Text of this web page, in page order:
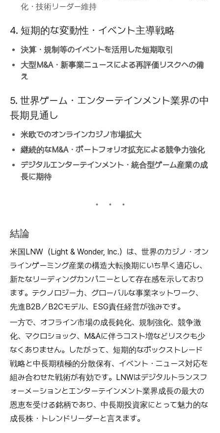
化・技術リーダー維持
4. 短期的な変動性・イベント主導戦略
決算・規制等のイベントを活用した短期取引
大型M&A・新事業ニュースによる再評価リスクへの備
え
5. 世界ゲーム・エンターテインメント業界の中
長期見通し
米欧でのオンラインカジノ市場拡大
継続的なM&A・ポートフォリオ拡充による競争力強化
デジタルエンターテインメント・統合型ゲーム産業の成
長に期待
結論
米国LNW（Light & Wonder, Inc.）は、世界のカジノ・オン
ラインゲーミング産業の構造大転換期にいち早く適応し、
新たなリーディングカンパニーとして存在感を示しており
ます。テクノロジー力、グローバルな事業ネットワーク、
先進B2B／B2Cモデル、ESG責任経営が強みです。
一方で、オフライン市場の成長鈍化、規制強化、競争激
化、マクロショック、M&Aに伴うコスト増などリスクも少
なくありません。したがって、短期的なボックストレード
戦略と中長期積極的分散保有、イベント・ニュース対応を
組み合わせた戦術が有効です。LNWはデジタルトランスフ
ォーメーションとエンターテインメント業界成長の最大の
恩恵を受ける銘柄であり、中長期投資家にとって魅力的な
成長株・トレンドリーダーと言えます。